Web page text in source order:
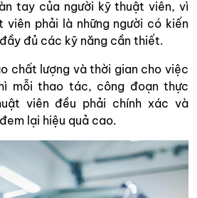
tay của người kỹ thuật viên, vì
phải là những người có kiến
đủ các kỹ năng cần thiết.
chất lượng và thời gian cho việc
mỗi thao tác, công đoạn thực
viên đều phải chính xác và
lại hiệu quả cao.